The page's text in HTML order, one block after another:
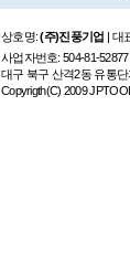
상호명:(주)진풍기업 | 대
사업자번호: 504-81-
대구 북구 산격2동 유통
Copyrigth(C) 2009